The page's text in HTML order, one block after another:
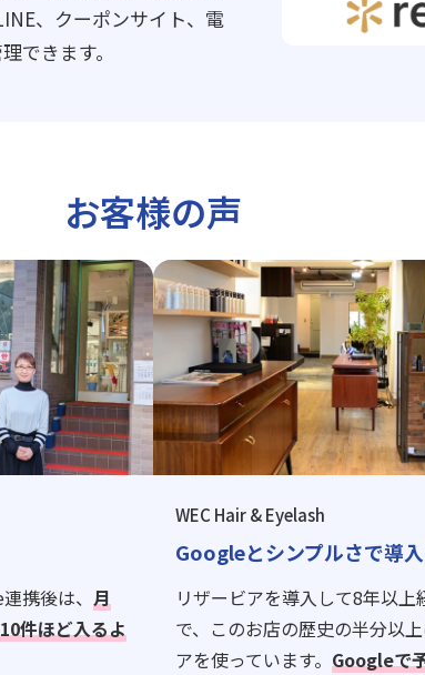
、クーポンサイト、電
できます。
お客様の声
携後は、 月
件ほど入るよ
WEC Hair & Eyelash
Googleとシンプルさで導
リザービアを導入して8年以上
で、このお店の歴史の半分以
アを使っています。 Googleで